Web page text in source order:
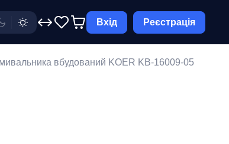
Вхід Реєстрація
вбудований KOER KB-16009-05